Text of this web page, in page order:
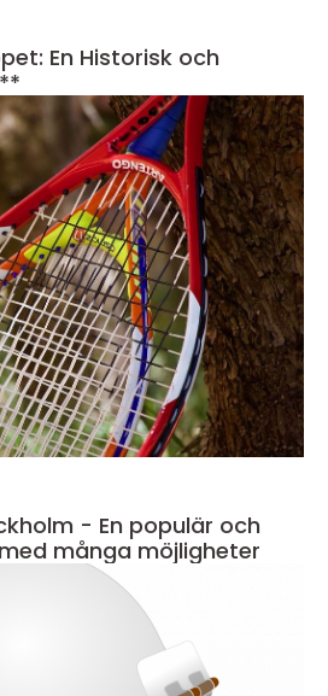
En Historisk och
- En populär och
många möjligheter